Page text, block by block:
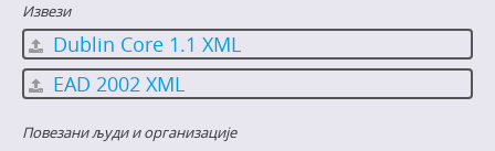
Извези
Dublin Core 1.1 XML
EAD 2002 XML
Повезани људи и организације